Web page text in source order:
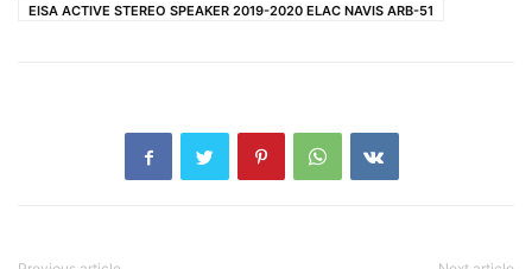
EISA ACTIVE STEREO SPEAKER 2019-2020 ELAC NAVIS ARB-51